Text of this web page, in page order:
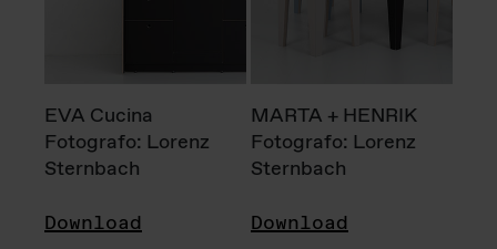
EVA Cucina
Fotografo: Lorenz
Sternbach
Download
MARTA + HENRIK
Fotografo: Lorenz
Sternbach
Download